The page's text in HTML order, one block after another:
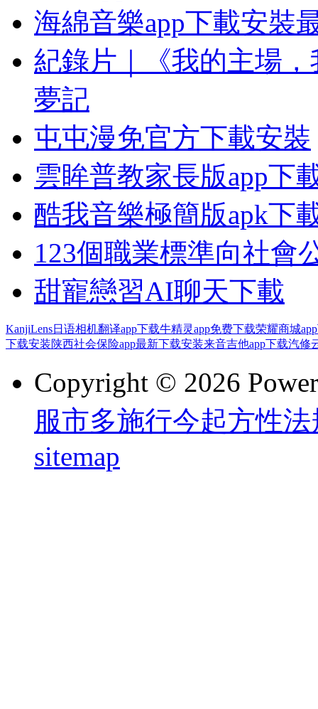
海綿音樂app下載安裝
紀錄片｜《我的主場
夢記
屯屯漫免官方下載安裝
雲眸普教家長版app下
酷我音樂極簡版apk下
123個職業標準向社會
甜寵戀習AI聊天下載
KanjiLens日语相机翻译app下载牛精灵app免费下载荣耀商城
下载安装陕西社会保险app最新下载安装来音吉他app下载汽修
Copyright © 2026
服市多施行今起方性
sitemap